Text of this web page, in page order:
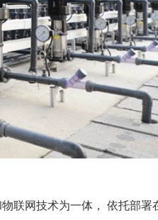
联网技术为一体， 依托部署